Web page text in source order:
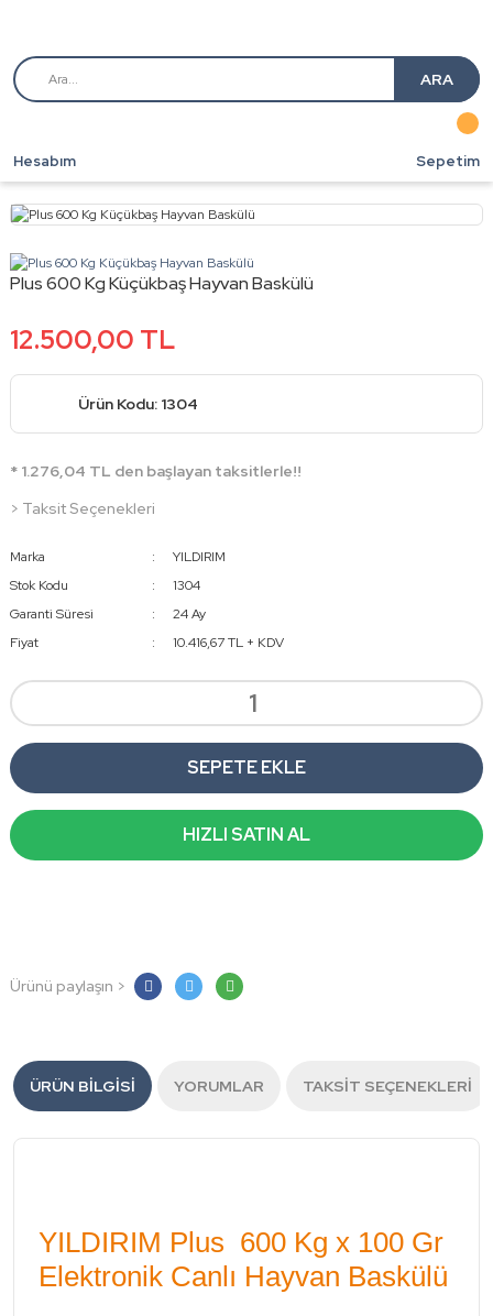
ARA
Hesabım Sepetim
Plus 600 Kg Küçükbaş Hayvan Baskülü
12.500,00 TL
Ürün Kodu: 1304
* 1.276,04 TL den başlayan taksitlerle!!
> Taksit Seçenekleri
Marka
YILDIRIM
Stok Kodu
1304
Garanti Süresi
24 Ay
Fiyat
10.416,67 TL + KDV
SEPETE EKLE
HIZLI SATIN AL
Ürünü paylaşın >
ÜRÜN BILGISI YORUMLAR TAKSIT SEÇENEKLERI
YILDIRIM Plus 600 Kg x 100 Gr
Elektronik Canlı Hayvan Baskülü